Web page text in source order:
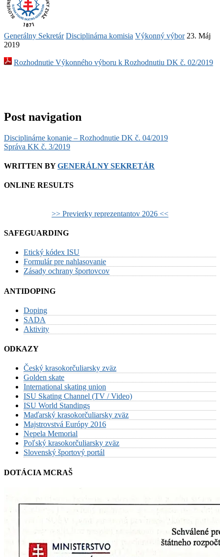
Generálny Sekretár Disciplinárna komisia Výkonný výbor 23. Máj
2019
Rozhodnutie Výkonného výboru k Rozhodnutiu DK č. 02/2019
Post navigation
Disciplinárne konanie – Rozhodnutie DK č. 04/2019
Správa KK č. 3/2019
WRITTEN BYGENERÁLNY SEKRETÁR
ONLINE RESULTS
>> Previerky reprezentantov 2026 <<
SAFEGUARDING
Etický kódex ISU
Formulár pre nahlasovanie
Zásady ochrany športovcov
ANTIDOPING
Doping
SADA
Aktivity
ODKAZY
Český krasokorčuliarsky zväz
Golden skate
International skating union
ISU Skating Channel (TV / Video)
ISU World Standings
Maďarský krasokorčuliarsky zväz
Majstrovstvá Európy 2016
Nepela Memorial
Poľský krasokorčuliarsky zväz
Slovenský športový portál
DOTÁCIA MCRAŠ